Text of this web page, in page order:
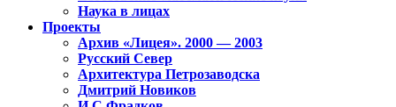
Наука в лицах
Проекты
Архив «Лицея». 2000 — 2003
Русский Север
Архитектура Петрозаводска
Дмитрий Новиков